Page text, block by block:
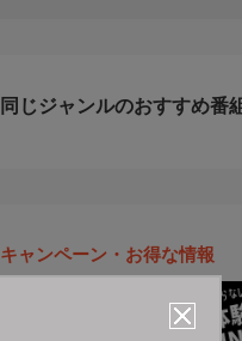
同じジャンルのおすすめ番
キャンペーン・お得な情報